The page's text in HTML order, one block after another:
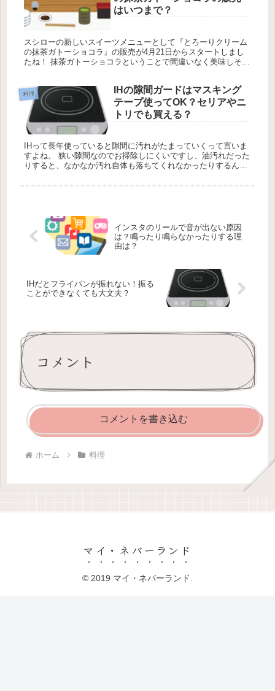
はいつまで？
スシローの新しいスイーツメニューとして『とろーりクリーム
の抹茶ガトーショコラ』の販売が4月21日からスタートしまし
たね！ 抹茶ガトーショコラということで間違いなく美味しそう
料理
IHの隙間ガードはマスキング
テープ使ってOK？セリアやニ
トリでも買える？
IHって長年使っていると隙間に汚れがたまっていくって言いま
すよね。 狭い隙間なのでお掃除しにくいですし、油汚れだった
りすると、なかなか汚れ自体も落ちてくれなかったりするんで
インスタのリールで音が出ない原因
は？鳴ったり鳴らなかったりする理
由は？
IHだとフライパンが振れない！振る
ことができなくても大文夫？
コメント
コメントを書き込む
ホーム 料理
マイ・ネバーランド
© 2019 マイ・ネバーランド.